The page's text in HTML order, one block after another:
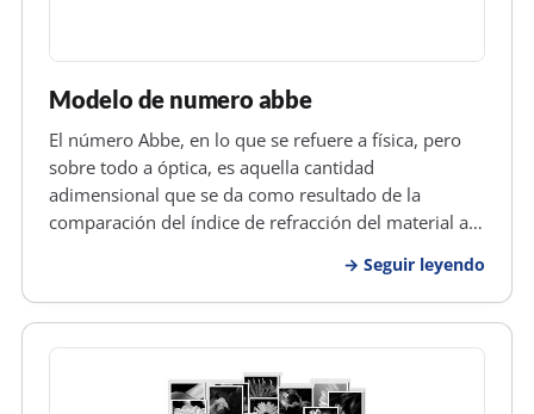
Modelo de numero abbe
El número Abbe, en lo que se refuere a física, pero
sobre todo a óptica, es aquella cantidad
adimensional que se da como resultado de la
comparación del índice de refracción del material a
nombre en honor al físico alemán Ernst Abbe, quién
nació en el año 1840 y falleció…
Seguir leyendo